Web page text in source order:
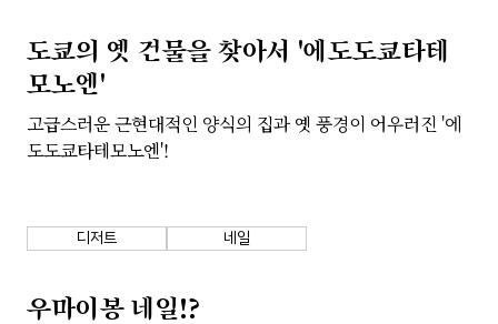
도쿄의 옛 건물을 찾아서 '에도도쿄타테
모노엔'
고급스러운 근현대적인 양식의 집과 옛 풍경이 어우러진 '에
도도쿄타테모노엔'!
디저트 네일
우마이봉 네일!?